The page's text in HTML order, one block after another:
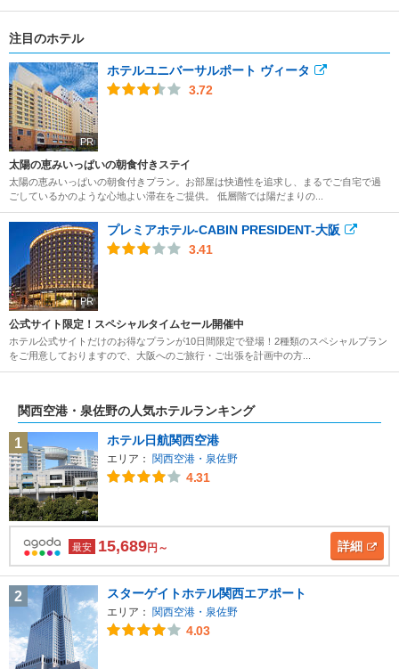
注目のホテル
PR
ホテルユニバーサルポート ヴィータ
3.72
太陽の恵みいっぱいの朝食付きステイ
太陽の恵みいっぱいの朝食付きプラン。お部屋は快適性を追求し、まるでご自宅で過
ごしているかのような心地よい滞在をご提供。 低層階では陽だまりの...
PR
プレミアホテル-CABIN PRESIDENT-大阪
3.41
公式サイト限定！スペシャルタイムセール開催中
ホテル公式サイトだけのお得なプランが10日間限定で登場！2種類のスペシャルプラン
をご用意しておりますので、大阪へのご旅行・ご出張を計画中の方...
関西空港・泉佐野の人気ホテルランキング
1 ホテル日航関西空港
エリア： 関西空港・泉佐野
4.31
最安 15,689円～ 詳細
2 スターゲイトホテル関西エアポート
エリア： 関西空港・泉佐野
4.03